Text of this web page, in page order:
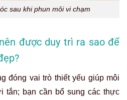
sau khi phun môi vi chạm
được duy trì ra sao để
đóng vai trò thiết yếu giúp môi
tắn; bạn cần bổ sung các thực